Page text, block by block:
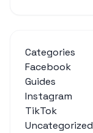
Categories
Facebook
Guides
Instagram
TikTok
Uncategorized